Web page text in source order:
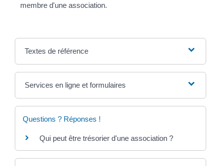
membre d'une association.
Textes de référence
Services en ligne et formulaires
Questions ? Réponses !
Qui peut être trésorier d'une association ?